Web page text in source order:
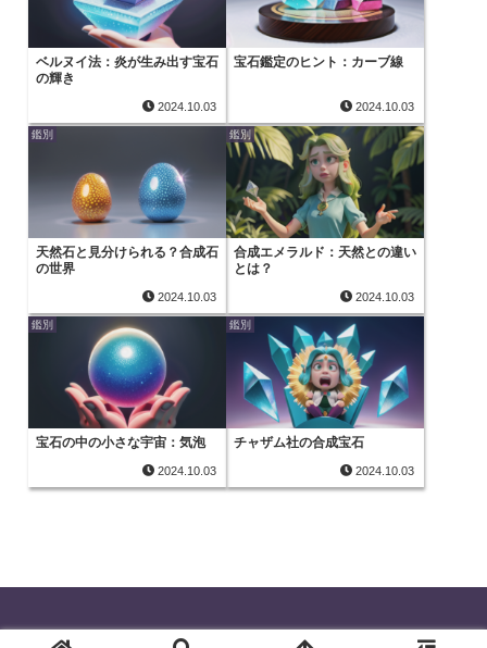
ベルヌイ法：炎が生み出す宝石
の輝き
2024.10.03
宝石鑑定のヒント：カーブ線
2024.10.03
鑑別
天然石と見分けられる？合成石
の世界
2024.10.03
鑑別
合成エメラルド：天然との違い
とは？
2024.10.03
鑑別
宝石の中の小さな宇宙：気泡
2024.10.03
鑑別
チャザム社の合成宝石
2024.10.03